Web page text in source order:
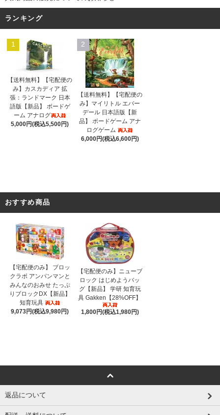
ランキング
1
【送料無料】【宅配便の
み】カスカディア 拡
張：ランドマーク 日本
語版【新品】 ボードゲ
ーム アナログ
5,000円(税込5,500円)
2
【送料無料】【宅配便の
み】マイリトル エバー
デール 日本語版【新
品】 ボードゲーム アナ
ログゲーム
6,000円(税込6,600円)
おすすめ商品
【宅配便のみ】 ブロッ
クラボ アンパンマンと
みんなのおみせ たっぷ
りブロックDX【新品】
知育玩具
9,073円(税込9,980円)
【宅配便のみ】ニューブ
ロック はじめようバッ
グ【新品】 学研 知育玩
具 Gakken【28%OFF】
1,800円(税込1,980円)
返品について